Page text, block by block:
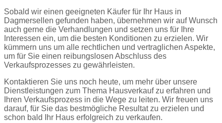
Sobald wir einen geeigneten Käufer für Ihr Haus in
Dagmersellen gefunden haben, übernehmen wir auf Wunsch
auch gerne die Verhandlungen und setzen uns für Ihre
Interessen ein, um die besten Konditionen zu erzielen. Wir
kümmern uns um alle rechtlichen und vertraglichen Aspekte,
um für Sie einen reibungslosen Abschluss des
Verkaufsprozesses zu gewährleisten.
Kontaktieren Sie uns noch heute, um mehr über unsere
Dienstleistungen zum Thema Hausverkauf zu erfahren und
Ihren Verkaufsprozess in die Wege zu leiten. Wir freuen uns
darauf, für Sie das bestmögliche Resultat zu erzielen und
schon bald Ihr Haus erfolgreich zu verkaufen.